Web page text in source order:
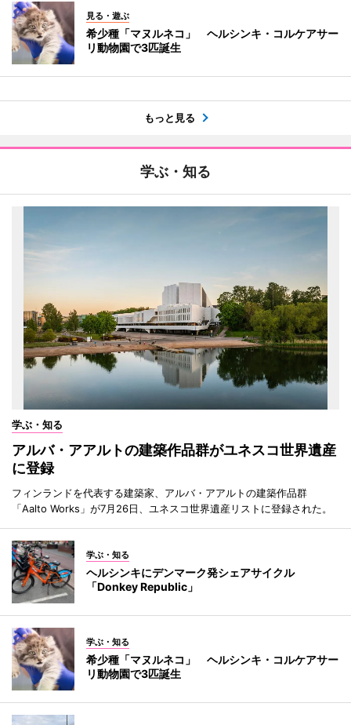
見る・遊ぶ
希少種「マヌルネコ」 ヘルシンキ・コルケアサー
リ動物園で3匹誕生
もっと見る
学ぶ・知る
学ぶ・知る
アルバ・アアルトの建築作品群がユネスコ世界遺産
に登録
フィンランドを代表する建築家、アルバ・アアルトの建築作品群
「Aalto Works」が7月26日、ユネスコ世界遺産リストに登録された。
学ぶ・知る
ヘルシンキにデンマーク発シェアサイクル
「Donkey Republic」
学ぶ・知る
希少種「マヌルネコ」 ヘルシンキ・コルケアサー
リ動物園で3匹誕生